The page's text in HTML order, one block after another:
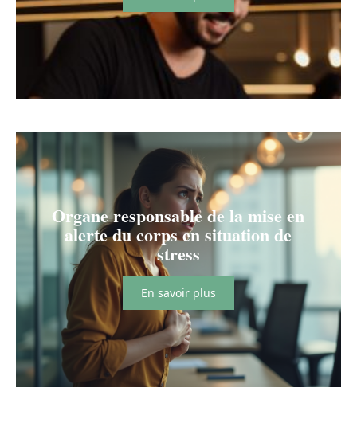
Organe responsable de la mise en
alerte du corps en situation de
stress
En savoir plus